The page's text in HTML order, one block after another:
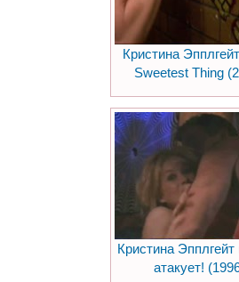
Кристина
Sweetest Thing
Кристина
атакует!